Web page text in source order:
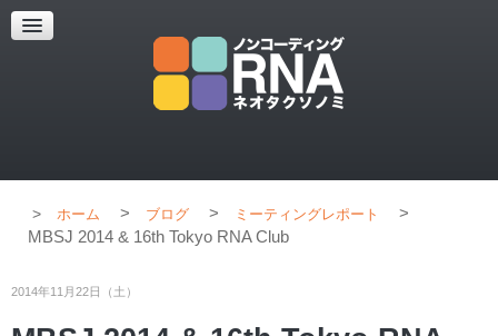
超解像顕微鏡
超解像顕微鏡の紹介
ホーム > ブログ > ミーティングレポート
>
MBSJ 2014 & 16th Tokyo RNA Club
2014年11月22日（土）